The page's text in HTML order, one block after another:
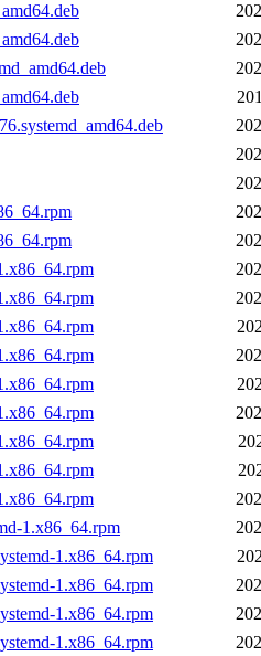
1.x86_64.rpm
1.x86_64.rpm
1.x86_64.rpm
1.x86_64.rpm
1.x86_64.rpm